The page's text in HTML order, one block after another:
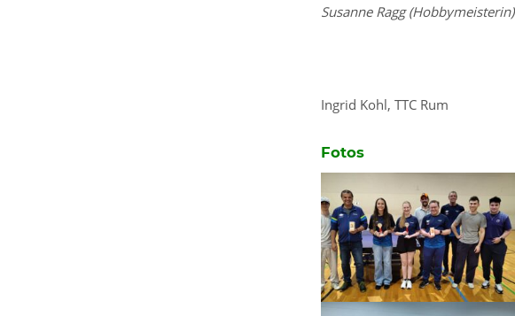
Susanne Ragg (Hobbymeisterin)
Ingrid Kohl, TTC Rum
Fotos